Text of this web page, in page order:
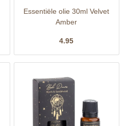
Essentiële olie 30ml Velvet
Amber
4.95